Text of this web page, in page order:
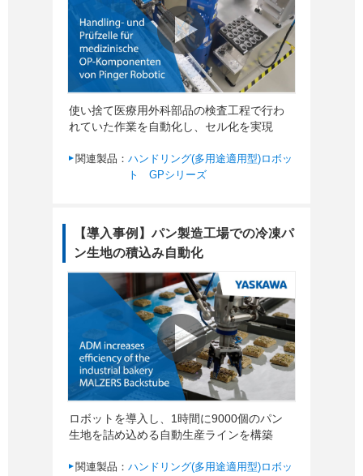
使い捨て医療用外科部品の検査工程で行わ
れていた作業を自動化し、セル化を実現
関連製品： ハンドリング(多用途適用型)ロボッ
ト GPシリーズ
【導入事例】パン製造工場での冷凍パ
ン生地の積込み自動化
ロボットを導入し、1時間に9000個のパン
生地を詰め込める自動生産ラインを構築
関連製品： ハンドリング(多用途適用型)ロボッ